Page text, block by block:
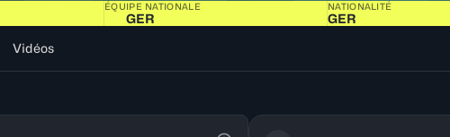
ÉQUIPE NATIONALE
GER
NATIONALITÉ
GER
Vidéos